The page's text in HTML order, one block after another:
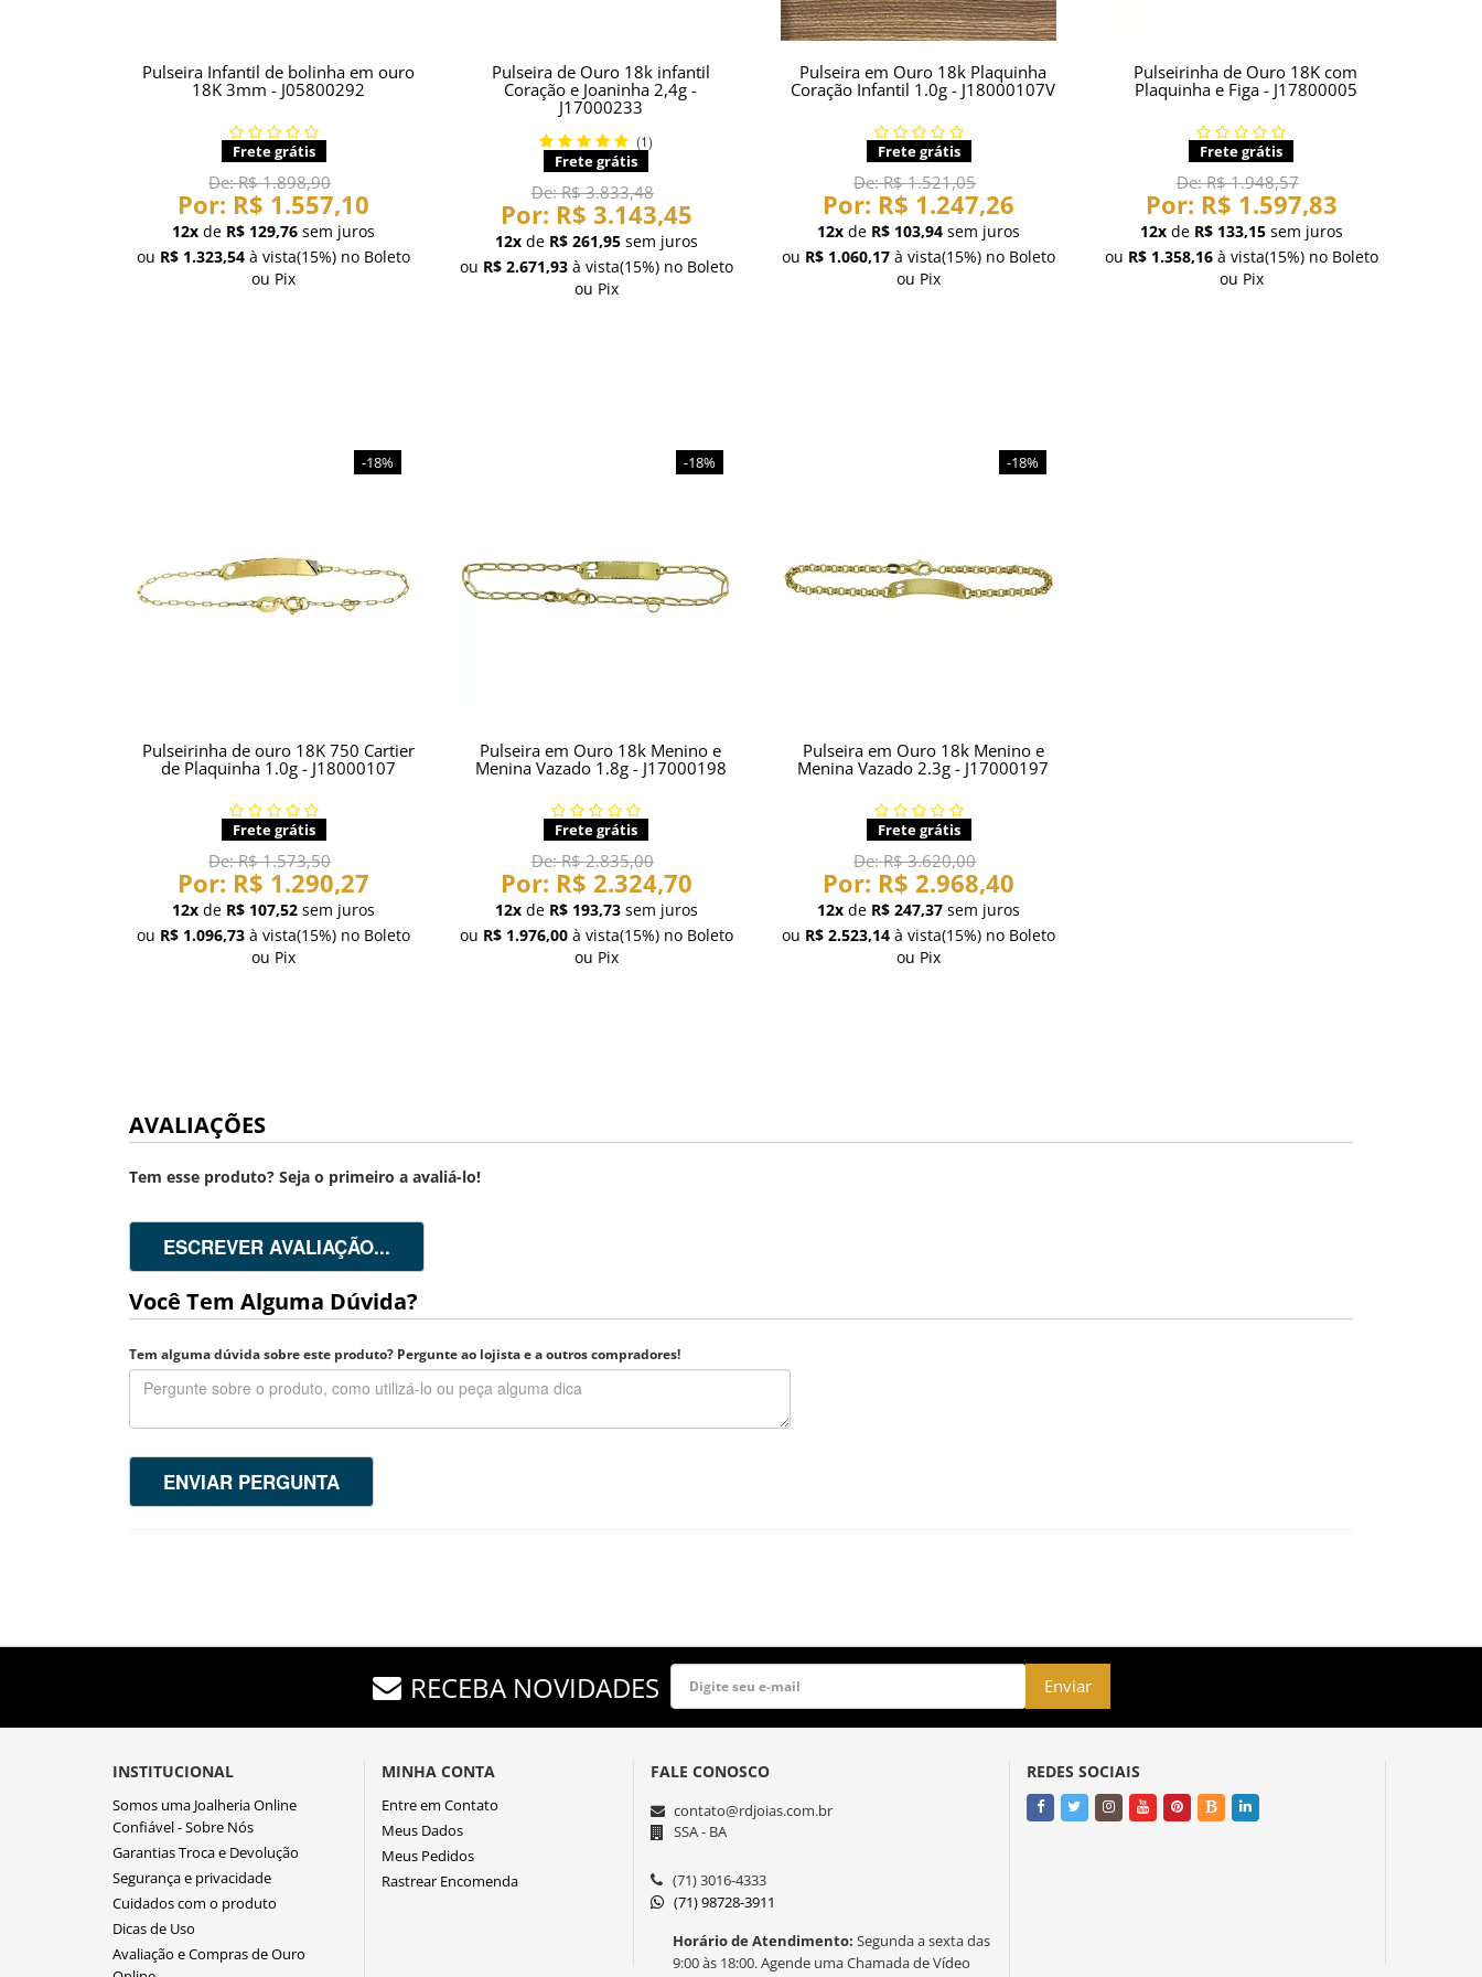
Pulseira Infantil de bolinha em ouro
18K 3mm - J05800292
Frete grátis
De:R$ 1.898,90
Por: R$ 1.557,10
12x de R$ 129,76 sem juros
ou R$ 1.323,54 à vista(15%) no Boleto
ou Pix
Pulseira de Ouro 18k infantil
Coração e Joaninha 2,4g -
J17000233
(1)
Frete grátis
De:R$ 3.833,48
Por: R$ 3.143,45
12xde R$ 261,95 sem juros
ou R$ 2.671,93à vista(15%)no Boleto
ou Pix
Pulseira em Ouro 18k Plaquinha
Coração Infantil 1.0g - J18000107V
Frete grátis
De:R$ 1.521,05
Por: R$ 1.247,26
12x de R$ 103,94 sem juros
ou R$ 1.060,17 à vista(15%) no Boleto
ou Pix
Pulseirinha de Ouro 18K com
Plaquinha e Figa - J17800005
Frete grátis
De:R$ 1.948,57
Por: R$ 1.597,83
12xde R$ 133,15 sem juros
ou R$ 1.358,16à vista(15%)no Boleto
ou Pix
-18%
Pulseirinha de ouro 18K 750 Cartier
de Plaquinha 1.0g - J18000107
Frete grátis
De:R$ 1.573,50
Por: R$ 1.290,27
12x de R$ 107,52 sem juros
ou R$ 1.096,73 à vista(15%) no Boleto
ou Pix
-18%
Pulseira em Ouro 18k Menino e
Menina Vazado 1.8g - J17000198
Frete grátis
De:R$ 2.835,00
Por: R$ 2.324,70
12xde R$ 193,73 sem juros
ou R$ 1.976,00à vista(15%)no Boleto
ou Pix
-18%
Pulseira em Ouro 18k Menino e
Menina Vazado 2.3g - J17000197
Frete grátis
De:R$ 3.620,00
Por: R$ 2.968,40
12x de R$ 247,37 sem juros
ou R$ 2.523,14 à vista(15%) no Boleto
ou Pix
AVALIAÇÕES
Tem esse produto? Seja o primeiro a avaliá-lo!
ESCREVER AVALIAÇÃO...
Você Tem Alguma Dúvida?
Tem alguma dúvida sobre este produto? Pergunte ao lojista e a outros compradores!
ENVIAR PERGUNTA
RECEBA NOVIDADES Enviar
INSTITUCIONAL
Somos uma Joalheria Online
Confiável - Sobre Nós
Garantias Troca e Devolução
Segurança e privacidade
Cuidados com o produto
Dicas de Uso
Avaliação e Compras de Ouro
MINHA CONTA
Entre em Contato
Meus Dados
Meus Pedidos
Rastrear Encomenda
FALE CONOSCO
contato@rdjoias.com.br
SSA - BA
(71) 3016-4333
(71) 98728-3911
Horário de Atendimento: Segunda a sexta das
9:00 às 18:00. Agende uma Chamada de Vídeo
REDES SOCIAIS